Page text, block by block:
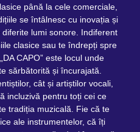
până la cele comerciale,
se întâlnesc cu inovația și
lumi sonore. Indiferent
clasice sau te îndrepți spre
CAPO” este locul unde
sărbătorită și încurajată.
cât și artiștilor vocali,
incluzivă pentru toți cei ce
tradiția muzicală. Fie că te
ale instrumentelor, că îți